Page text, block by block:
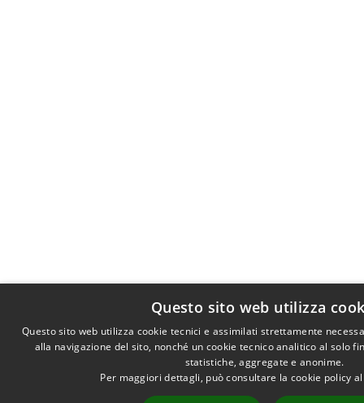
Questo sito web utilizza
Questo sito web utilizza cookie tecnici e assimilati strettamente
alla navigazione del sito, nonché un cookie tecnico analitico al solo
statistiche, aggregate e anonime.
Per maggiori dettagli, può consultare la cookie policy